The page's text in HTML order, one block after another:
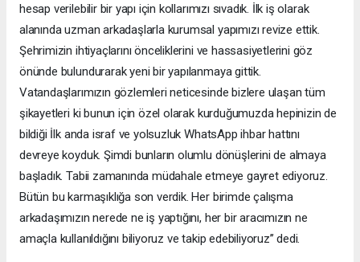
hesap verilebilir bir yapı için kollarımızı sıvadık. İlk iş olarak
alanında uzman arkadaşlarla kurumsal yapımızı revize ettik.
Şehrimizin ihtiyaçlarını önceliklerini ve hassasiyetlerini göz
önünde bulundurarak yeni bir yapılanmaya gittik.
Vatandaşlarımızın gözlemleri neticesinde bizlere ulaşan tüm
şikayetleri ki bunun için özel olarak kurduğumuzda hepinizin de
bildiği İlk anda israf ve yolsuzluk WhatsApp ihbar hattını
devreye koyduk. Şimdi bunların olumlu dönüşlerini de almaya
başladık. Tabii zamanında müdahale etmeye gayret ediyoruz.
Bütün bu karmaşıklığa son verdik. Her birimde çalışma
arkadaşımızın nerede ne iş yaptığını, her bir aracımızın ne
amaçla kullanıldığını biliyoruz ve takip edebiliyoruz’’ dedi.